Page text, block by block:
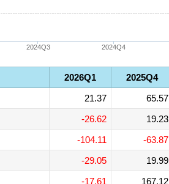
2024Q3 2024Q4
2026Q1 2025Q4
21.37 65.57
-26.62 19.23
-104.11 -63.87
-29.05 19.99
-17.61 167.12